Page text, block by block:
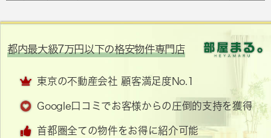
都内最大級7万円以下の格安物件専門店
東京の不動産会社 顧客満足度No.1
Google口コミでお客様からの圧倒的支持を獲得
首都圏全ての物件をお得に紹介可能